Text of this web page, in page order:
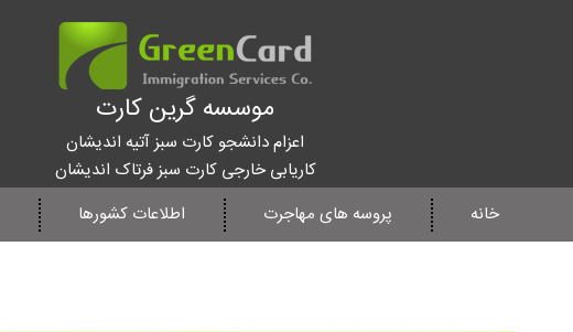
موسسه گرین کارت
اعزام دانشجو کارت سبز آتیه اندیشان
کاریابی خارجی کارت سبز فرتاک اندیشان
خانه پروسه های مهاجرت اطلاعات کشورها